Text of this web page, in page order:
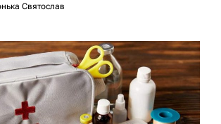
Святослав